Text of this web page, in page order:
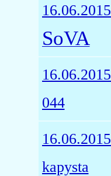
16.06.2015
SoVA
16.06.2015
044
16.06.2015
kapysta